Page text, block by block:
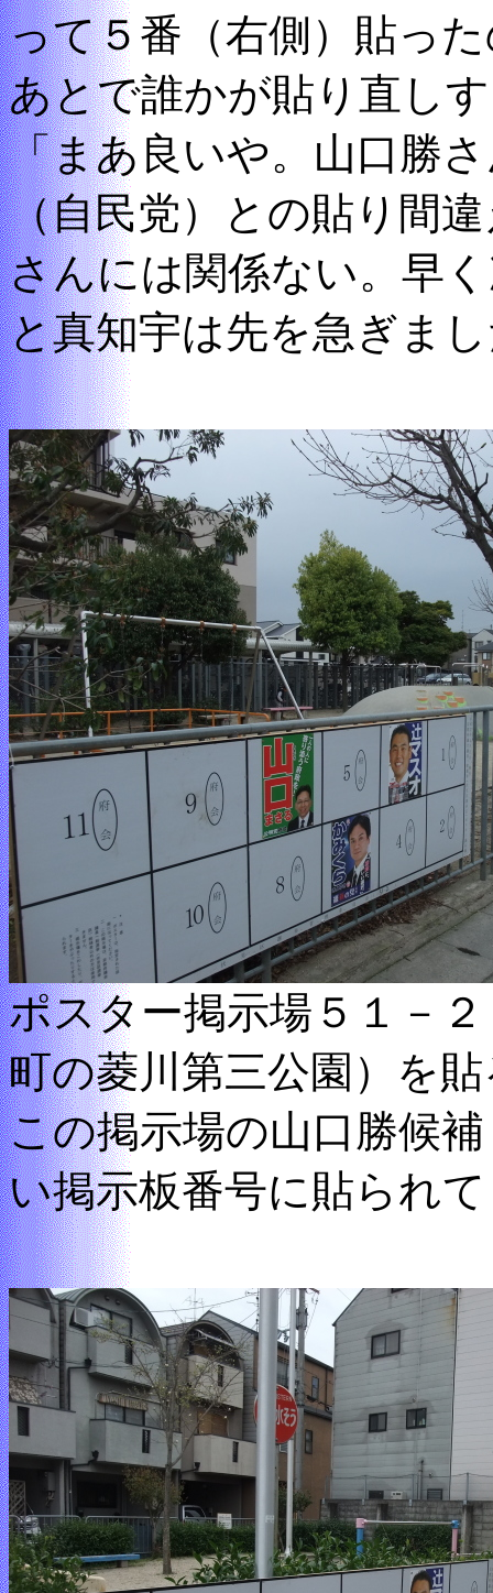
って５番（右側）貼っ
あとで誰かが貼り直し
「まあ良いや。山口勝
（自民党）との貼り間
さんには関係ない。早
と真知宇は先を急ぎま
ポスター掲示場５１－
町の菱川第三公園）を貼
この掲示場の山口勝候
い掲示板番号に貼られ